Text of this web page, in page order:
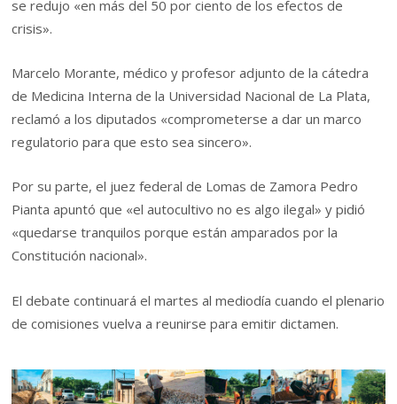
se redujo «en más del 50 por ciento de los efectos de
crisis».
Marcelo Morante, médico y profesor adjunto de la cátedra
de Medicina Interna de la Universidad Nacional de La Plata,
reclamó a los diputados «comprometerse a dar un marco
regulatorio para que esto sea sincero».
Por su parte, el juez federal de Lomas de Zamora Pedro
Pianta apuntó que «el autocultivo no es algo ilegal» y pidió
«quedarse tranquilos porque están amparados por la
Constitución nacional».
El debate continuará el martes al mediodía cuando el plenario
de comisiones vuelva a reunirse para emitir dictamen.